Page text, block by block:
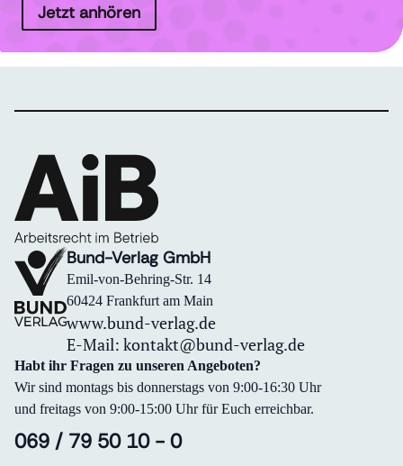
Jetzt anhören
Bund-Verlag GmbH
Emil-von-Behring-Str. 14
60424 Frankfurt am Main
www.bund-verlag.de
E-Mail: kontakt@bund-verlag.de
Habt ihr Fragen zu unseren Angeboten?
Wir sind montags bis donnerstags von 9:00-16:30 Uhr
und freitags von 9:00-15:00 Uhr für Euch erreichbar.
069 / 79 50 10 - 0